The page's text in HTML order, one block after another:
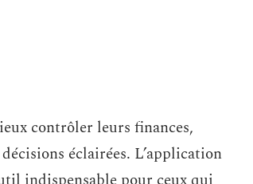
contrôler leurs finances,
éclairées. L’application